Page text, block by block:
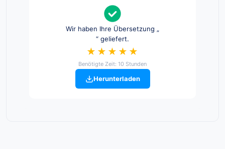
Wir haben Ihre Übersetzung „
“ geliefert.
★★★★★
Benötigte Zeit: 10 Stunden
Herunterladen